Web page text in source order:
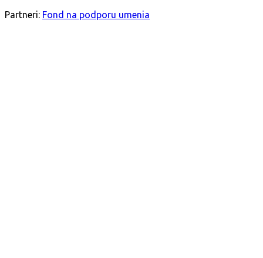
Partneri: Fond na podporu umenia